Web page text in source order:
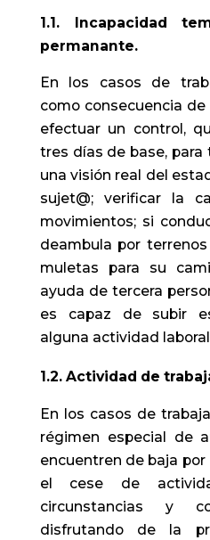
1.1. Incapacidad
permanante.
En los casos de
como consecuencia
efectuar un control,
tres días de base,
una visión real del
sujet@; verificar la
movimientos; si
deambula por
muletas para su
ayuda de tercera
es capaz de subir
alguna actividad
1.2. Actividad de
En los casos de
régimen especial de
encuentren de baja
el cese de
circunstancias y
disfrutando de la